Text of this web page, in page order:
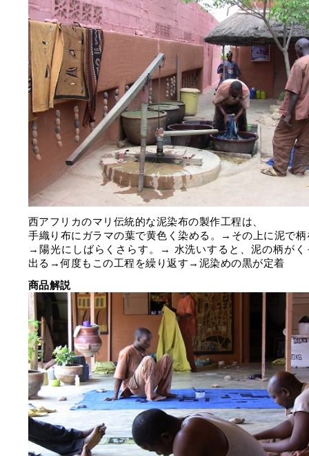
西アフリカのマリ伝統的な泥染布の製作工程は、
手織り布にガラマの葉で黄色く染める。→その上に泥で柄
→陽光にしばらくさらす。→ 水洗いすると、泥の柄がく
出る→何度もこの工程を繰り返す→泥染めの黒が定着
商品解説